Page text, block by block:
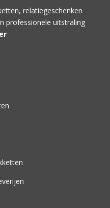
relatiegeschenken
professionele uitstraling